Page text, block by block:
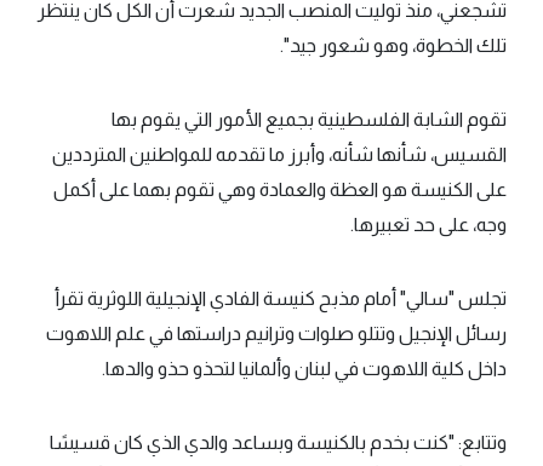
تشجعني، منذ توليت المنصب الجديد شعرت أن الكل كان ينتظر
تلك الخطوة، وهو شعور جيد".
تقوم الشابة الفلسطينية بجميع الأمور التي يقوم بها
القسيس، شأنها شأنه، وأبرز ما تقدمه للمواطنين المترددين
على الكنيسة هو العظة والعمادة وهي تقوم بهما على أكمل
وجه، على حد تعبيرها.
تجلس "سالي" أمام مذبح كنيسة الفادي الإنجيلية اللوثرية تقرأ
رسائل الإنجيل وتتلو صلوات وترانيم دراستها في علم اللاهوت
داخل كلية اللاهوت في لبنان وألمانيا لتحذو حذو والدها.
وتتابع: "كنت بخدم بالكنيسة وبساعد والدي الذي كان قسيسًا